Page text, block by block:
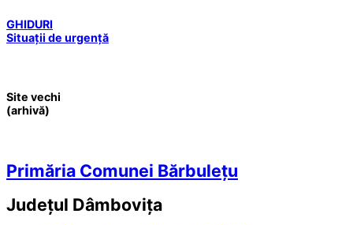
GHIDURI
Situații de urgență
Site vechi
(arhivă)
Primăria Comunei Bărbulețu
Județul Dâmbovița